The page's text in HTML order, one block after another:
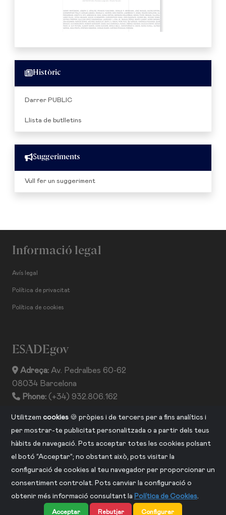
Històric
Darrer PUBLIC
Llista de butlletins
Suggeriments
Vull fer un suggeriment
Informació legal
Avís legal
Política de privacitat
Política de cookies
ESADEgov
Adreça: Av. Pedralbes 60-62
08034 Barcelona
Phone: (+34) 932.806.162
CONNECTA AMB NOSALTRES
Utilitzem cookies 🍪 pròpies i de tercers per a fins analítics i
per mostrar-te publicitat personalitzada o a partir dels teus
hàbits de navegació. Pots acceptar totes les cookies polsant
el botó “Acceptar”; no obstant això, pots visitar la
configuració de cookies al teu navegador per proporcionar un
consentiment controlat. Pots canviar la configuració o
obtenir més informació consultant la Política de Cookies.
Acceptar Rebutjar Configurar